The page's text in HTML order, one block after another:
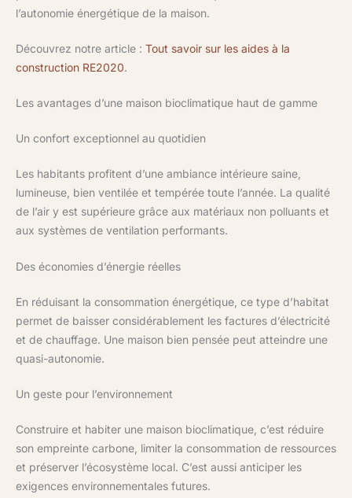
l’autonomie énergétique de la maison.
Découvrez notre article : Tout savoir sur les aides à la
construction RE2020.
Les avantages d’une maison bioclimatique haut de gamme
Un confort exceptionnel au quotidien
Les habitants profitent d’une ambiance intérieure saine,
lumineuse, bien ventilée et tempérée toute l’année. La qualité
de l’air y est supérieure grâce aux matériaux non polluants et
aux systèmes de ventilation performants.
Des économies d’énergie réelles
En réduisant la consommation énergétique, ce type d’habitat
permet de baisser considérablement les factures d’électricité
et de chauffage. Une maison bien pensée peut atteindre une
quasi-autonomie.
Un geste pour l’environnement
Construire et habiter une maison bioclimatique, c’est réduire
son empreinte carbone, limiter la consommation de ressources
et préserver l’écosystème local. C’est aussi anticiper les
exigences environnementales futures.